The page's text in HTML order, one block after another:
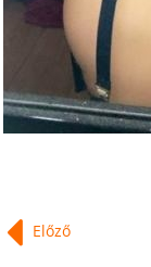
Előző